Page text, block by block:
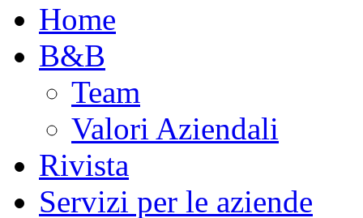
Home
B&B
Team
Valori Aziendali
Rivista
Servizi per le aziende